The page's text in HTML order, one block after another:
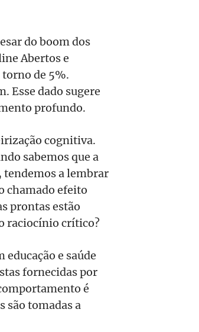
do boom dos
Abertos e
de 5%.
Esse dado sugere
profundo.
cognitiva.
sabemos que a
tendemos a lembrar
chamado efeito
prontas estão
raciocínio crítico?
e saúde
fornecidas por
é
são tomadas a